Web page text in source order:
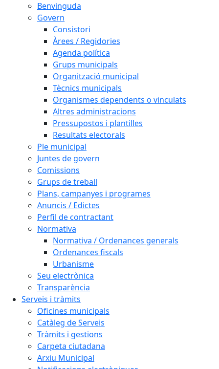
Benvinguda
Govern
Consistori
Àrees / Regidories
Agenda política
Grups municipals
Organització municipal
Tècnics municipals
Organismes dependents o vinculats
Altres administracions
Pressupostos i plantilles
Resultats electorals
Ple municipal
Juntes de govern
Comissions
Grups de treball
Plans, campanyes i programes
Anuncis / Edictes
Perfil de contractant
Normativa
Normativa / Ordenances generals
Ordenances fiscals
Urbanisme
Seu electrònica
Transparència
Serveis i tràmits
Oficines municipals
Catàleg de Serveis
Tràmits i gestions
Carpeta ciutadana
Arxiu Municipal